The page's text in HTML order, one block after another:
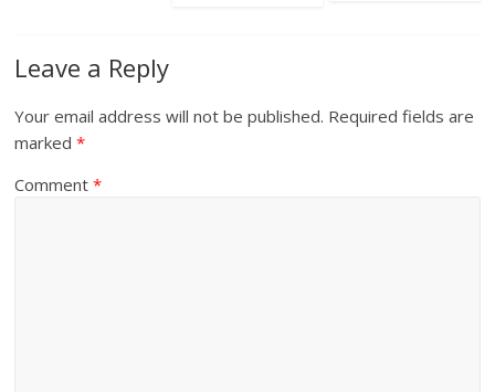
Leave a Reply
Your email address will not be published. Required fields are
marked*
Comment*